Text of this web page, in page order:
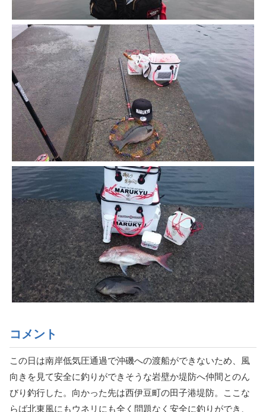
コメント
この日は南岸低気圧通過で沖磯への渡船ができないため、風
向きを見て安全に釣りができそうな岩壁か堤防へ仲間とのん
びり釣行した。向かった先は西伊豆町の田子港堤防。ここな
らば北東風にもウネリにも全く問題なく安全に釣りができ、